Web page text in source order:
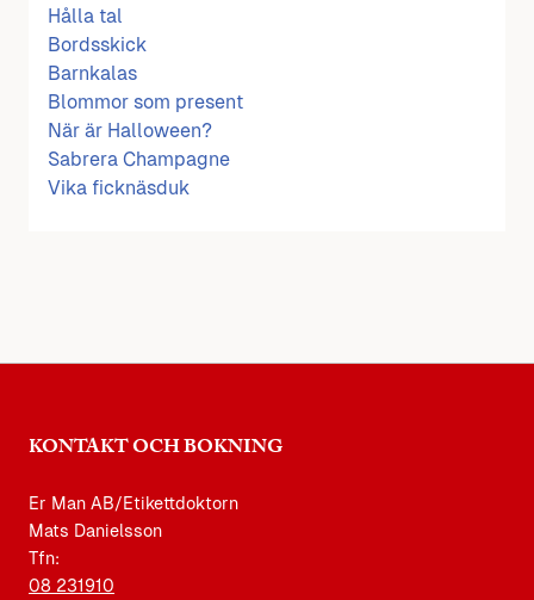
Hålla tal
Bordsskick
Barnkalas
Blommor som present
När är Halloween?
Sabrera Champagne
Vika ficknäsduk
KONTAKT OCH BOKNING
Er Man AB/Etikettdoktorn
Mats Danielsson
Tfn:
08 231910